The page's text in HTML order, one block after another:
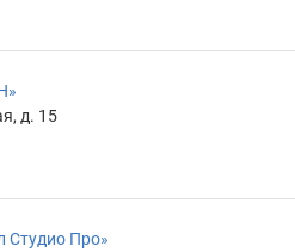
д. 15
Студио Про»